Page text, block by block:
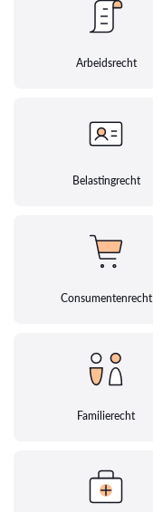
Arbeidsrecht
Belastingrecht
Consumentenrecht
Familierecht